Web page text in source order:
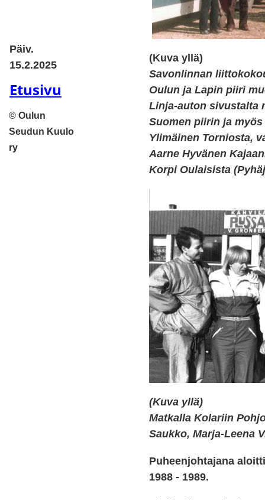
(Kuva yllä)
Savonlinnan
Oulun ja Lapin piiri
Linja-auton sivustalta
Suomen piirin ja
Ylimäinen Torniosta,
Aarne Hyvänen
Korpi Oulaisista
(Kuva yllä)
Matkalla Kolariin
Saukko, Marja-Leena
Puheenjohtajana
1988 - 1989.
© Oulun
Seudun Kuulo
ry
Etusivu
Päiv.
15.2.2025